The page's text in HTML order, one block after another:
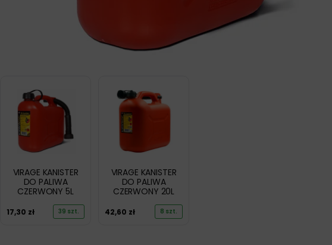
VIRAGE KANISTER
DO PALIWA
CZERWONY 5L
17,30 zł 39 szt.
VIRAGE KANISTER
DO PALIWA
CZERWONY 20L
42,60 zł 8 szt.